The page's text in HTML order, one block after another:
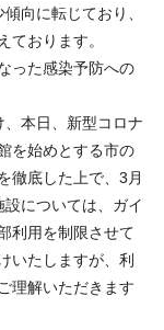
向に転じており、
ております。
った感染予防への
本日、新型コロナ
を始めとする市の
徹底した上で、3月
については、ガイ
利用を制限させて
いたしますが、利
理解いただきます